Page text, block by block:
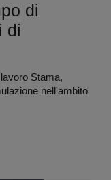
di
di
Stama,
nell'ambito